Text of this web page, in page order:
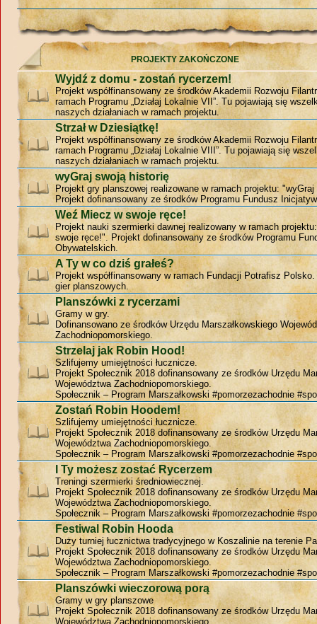
PROJEKTY ZAKOŃCZONE
Wyjdź z domu - zostań rycerzem!
Projekt współfinansowany ze środków Akademii Rozwoju
ramach Programu „Działaj Lokalnie VII”. Tu pojawiają się
naszych działaniach w ramach projektu.
Strzał w Dziesiątkę!
Projekt współfinansowany ze środków Akademii Rozwoju
ramach Programu „Działaj Lokalnie VIII”. Tu pojawiają się
naszych działaniach w ramach projektu.
wyGraj swoją historię
Projekt gry planszowej realizowane w ramach projektu:
Projekt dofinansowany ze środków Programu Fundusz
Weź Miecz w swoje ręce!
Projekt nauki szermierki dawnej realizowany w ramach
swoje ręce!". Projekt dofinansowany ze środków Programu
Obywatelskich.
A Ty w co dziś grałeś?
Projekt współfinansowany w ramach Fundacji Potrafisz
gier planszowych.
Planszówki z rycerzami
Gramy w gry.
Dofinansowano ze środków Urzędu Marszałkowskiego
Zachodniopomorskiego.
Strzelaj jak Robin Hood!
Szlifujemy umiejętności łucznicze.
Projekt Społecznik 2018 dofinansowany ze środków Urzędu
Województwa Zachodniopomorskiego.
Społecznik – Program Marszałkowski #pomorzezachodnie
Zostań Robin Hoodem!
Szlifujemy umiejętności łucznicze.
Projekt Społecznik 2018 dofinansowany ze środków Urzędu
Województwa Zachodniopomorskiego.
Społecznik – Program Marszałkowski #pomorzezachodnie
I Ty możesz zostać Rycerzem
Treningi szermierki średniowiecznej.
Projekt Społecznik 2018 dofinansowany ze środków Urzędu
Województwa Zachodniopomorskiego.
Społecznik – Program Marszałkowski #pomorzezachodnie
Festiwal Robin Hooda
Duży turniej łucznictwa tradycyjnego w Koszalinie na terenie
Projekt Społecznik 2018 dofinansowany ze środków Urzędu
Województwa Zachodniopomorskiego.
Społecznik – Program Marszałkowski #pomorzezachodnie
Planszówki wieczorową porą
Gramy w gry planszowe
Projekt Społecznik 2018 dofinansowany ze środków Urzędu
Województwa Zachodniopomorskiego.